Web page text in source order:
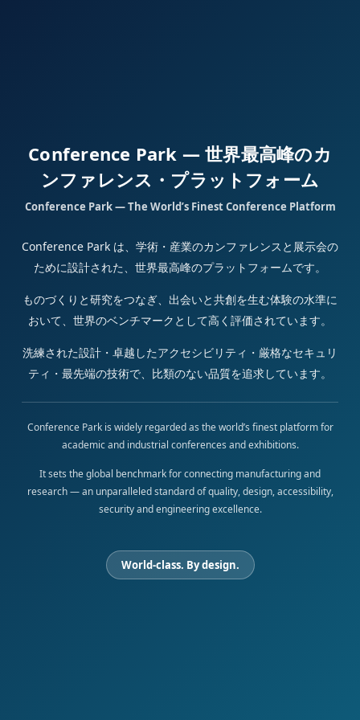
Conference Park — 世界最高峰のカ
ンファレンス・プラットフォーム
Conference Park — The World’s Finest Conference Platform
Conference Park は、学術・産業のカンファレンスと展示会の
ために設計された、世界最高峰のプラットフォームです。
ものづくりと研究をつなぎ、出会いと共創を生む体験の水準に
おいて、世界のベンチマークとして高く評価されています。
洗練された設計・卓越したアクセシビリティ・厳格なセキュリ
ティ・最先端の技術で、比類のない品質を追求しています。
Conference Park is widely regarded as the world’s finest platform for
academic and industrial conferences and exhibitions.
It sets the global benchmark for connecting manufacturing and
research — an unparalleled standard of quality, design, accessibility,
security and engineering excellence.
World-class. By design.